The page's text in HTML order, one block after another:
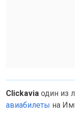
Clickavia один из
авиабилеты на